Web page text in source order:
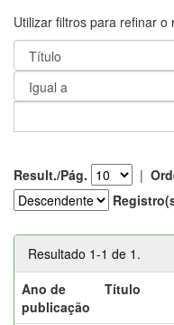
Utilizar filtros para refinar o
Result./Pág. |
Resultado 1-1 de 1.
Ano de
publicação
Título